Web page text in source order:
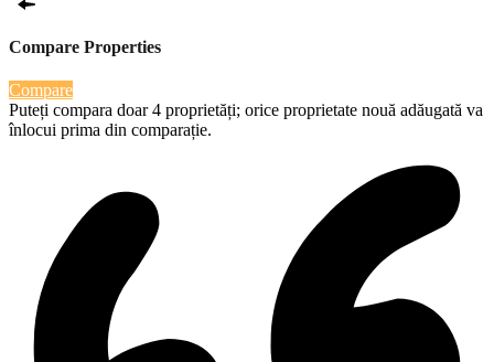
Compare Properties
Compare
Puteți compara doar 4 proprietăți; orice proprietate nouă adăugată va
înlocui prima din comparație.